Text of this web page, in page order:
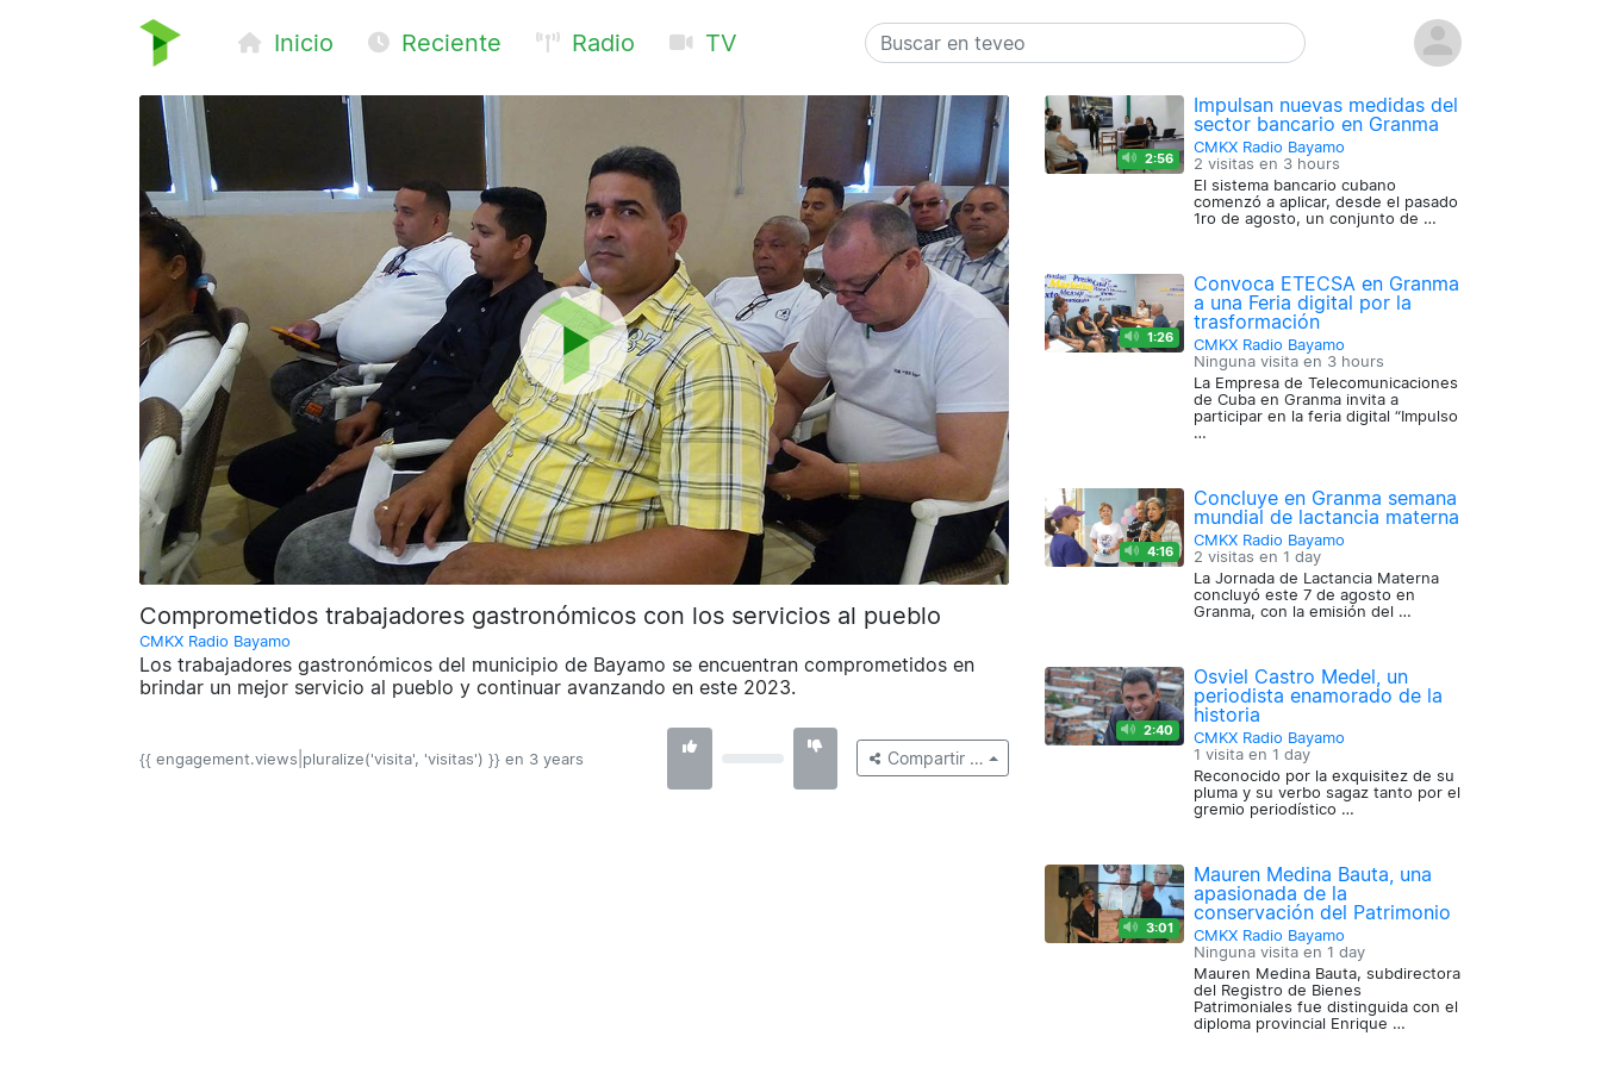
Inicio Reciente Radio TV
Comprometidos trabajadores gastronómicos con los servicios al pueblo
CMKX Radio Bayamo
Los trabajadores gastronómicos del municipio de Bayamo se encuentran comprometidos en
brindar un mejor servicio al pueblo y continuar avanzando en este 2023.
{{ engagement.views|pluralize('visita', 'visitas') }} en 3 years Compartir …
2:56
Impulsan nuevas medidas del
sector bancario en Granma
CMKX Radio Bayamo
2 visitas en 3 hours
El sistema bancario cubano
comenzó a aplicar, desde el pasado
1ro de agosto, un conjunto de …
1:26
Convoca ETECSA en Granma
a una Feria digital por la
trasformación
CMKX Radio Bayamo
Ninguna visita en 3 hours
La Empresa de Telecomunicaciones
de Cuba en Granma invita a
participar en la feria digital “Impulso
…
4:16
Concluye en Granma semana
mundial de lactancia materna
CMKX Radio Bayamo
2 visitas en 1 day
La Jornada de Lactancia Materna
concluyó este 7 de agosto en
Granma, con la emisión del …
2:40
Osviel Castro Medel, un
periodista enamorado de la
historia
CMKX Radio Bayamo
1 visita en 1 day
Reconocido por la exquisitez de su
pluma y su verbo sagaz tanto por el
gremio periodístico …
3:01
Mauren Medina Bauta, una
apasionada de la
conservación del Patrimonio
CMKX Radio Bayamo
Ninguna visita en 1 day
Mauren Medina Bauta, subdirectora
del Registro de Bienes
Patrimoniales fue distinguida con el
diploma provincial Enrique …